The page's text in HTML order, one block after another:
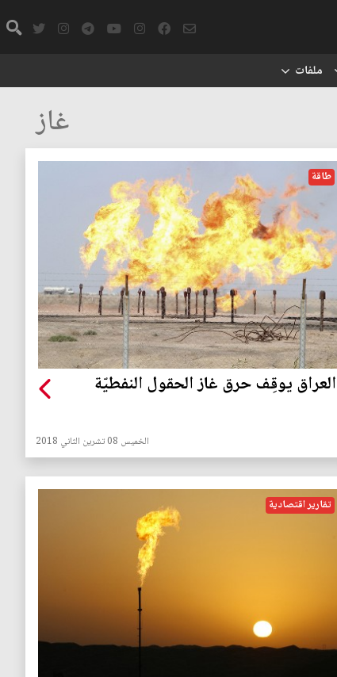
ملفات
غاز
طاقة
العراق يوقِف حرق غاز الحقول النفطيّة
الخميس 08 تشرين الثاني 2018
تقارير اقتصادية